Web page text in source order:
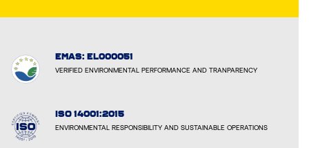
EMAS: EL000051
VERIFIED ENVIRONMENTAL PERFORMANCE AND TRANPARENCY
ISO 14001:2015
ENVIRONMENTAL RESPONSIBILITY AND SUSTAINABLE OPERATIONS